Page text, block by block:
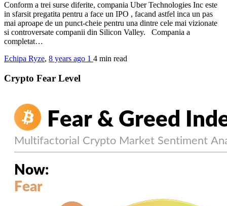
Conform a trei surse diferite, compania Uber Technologies Inc este
in sfarsit pregatita pentru a face un IPO , facand astfel inca un pas
mai aproape de un punct-cheie pentru una dintre cele mai vizionate
si controversate companii din Silicon Valley. Compania a
completat…
Echipa Ryze, 8 years ago 1 4 min read
Crypto Fear Level